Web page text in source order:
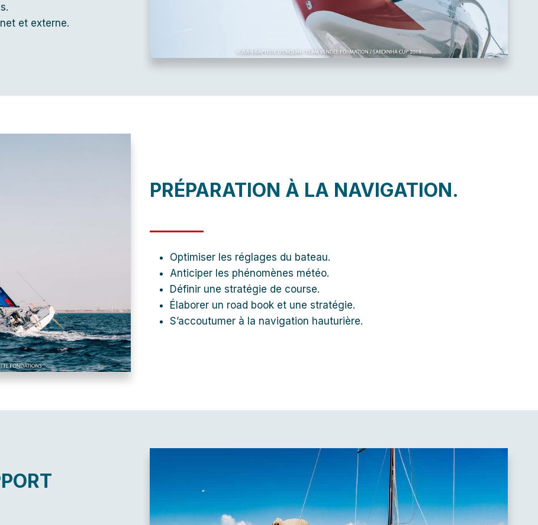
et externe.
PRÉPARATION À LA NAVIGATION.
Optimiser les réglages du bateau.
Anticiper les phénomènes météo.
Définir une stratégie de course.
Élaborer un road book et une stratégie.
S’accoutumer à la navigation hauturière.